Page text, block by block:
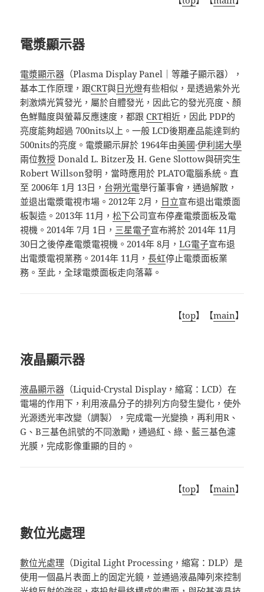
電漿顯示器
電漿顯示器 （Plasma Display Panel ｜等離子顯示器），
基本工作原理，跟CRT與日光燈有些相似，是透過紫外光
刺激燐光質發光，屬於自體發光，因此它的發光亮度、顏
色鮮豔度與螢幕反應速度，都跟 CRT相近，因此 PDP的
亮度能夠超過 700nits以上。一般 LCD後期產品能達到約
500nits的亮度。電漿顯示屏於 1964年由美國·伊利諾大學
兩位教授 Donald L. Bitzer及 H. Gene Slottow與研究生
Robert Willson發明，當時應用於 PLATO電腦系統。直
至 2006年 1月 13日， 台朔光電舉行董事會，通過解散，
並退出電漿電視市場。2012年 2月， 日立宣布退出電漿面
板製造。2013年 11月，松下公司宣布停產電漿面板及電
視機。2014年 7月 1日， 三星電子宣布將於 2014年 11月
30日之後停產電漿電視機。2014年 8月，LG電子宣布退
出電漿電視業務。2014年 11月，長虹停止電漿面板業
務。至此，全球電漿面板走向落幕。
【top】【main】
液晶顯示器
液晶顯示器 （Liquid-Crystal Display，縮寫：LCD）在
電場的作用下，利用液晶分子的排列方向發生變化，使外
光源透光率改變（調製），完成電一光變換，再利用R 、
G 、B三基色訊號的不同激勵，通過紅、綠、藍三基色濾
光膜，完成影像重顯的目的 。
【top】【main】
數位光處理
數位光處理 （Digital Light Processing ，縮寫：DLP）是
使用一個晶片表面上的固定光鏡，並通過液晶陣列來控制